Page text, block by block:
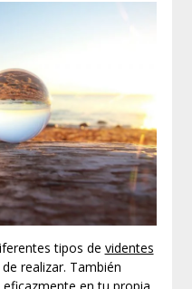
tipos de videntes
realizar. También